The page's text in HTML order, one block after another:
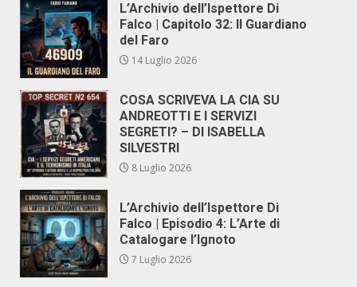
L’Archivio dell’Ispettore Di
Falco | Capitolo 32: Il Guardiano
del Faro
14 Luglio 2026
COSA SCRIVEVA LA CIA SU
ANDREOTTI E I SERVIZI
SEGRETI? – DI ISABELLA
SILVESTRI
8 Luglio 2026
L’Archivio dell’Ispettore Di
Falco | Episodio 4: L’Arte di
Catalogare l’Ignoto
7 Luglio 2026